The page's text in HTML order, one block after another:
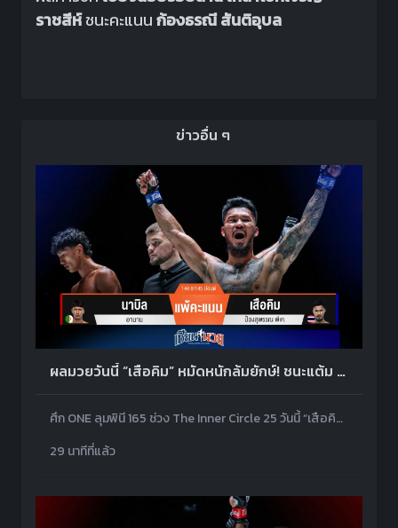
ราชสีห์ชนะคะแนนก้องธรณี สันติอุบล
ข่าวอื่น ๆ
ผลมวยวันนี้ “เสือคิม” หมัดหนักล้มยักษ์! ชนะแต้ม “นาบิล” ไม่เอกฉันท์ รับโบนัส 1.7 ล้านบาท
ศึก ONE ลุมพินี 165 ช่วง The Inner Circle 25 วันนี้ “เสือคิม ป๋องสุพรรณ พีเค.” บวกหมัดได้นับยก 2 ก่อนคุมเกมเอาชนะแต้ม “นาบิล อานาน” ไม่เอกฉันท์ รับโบนัส 1.7 ล้านบาท
29 นาทีที่แล้ว